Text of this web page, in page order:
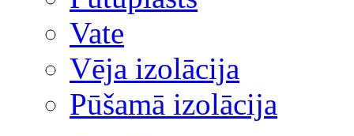
Vate
Vēja izolācija
Pūšamā izolācija